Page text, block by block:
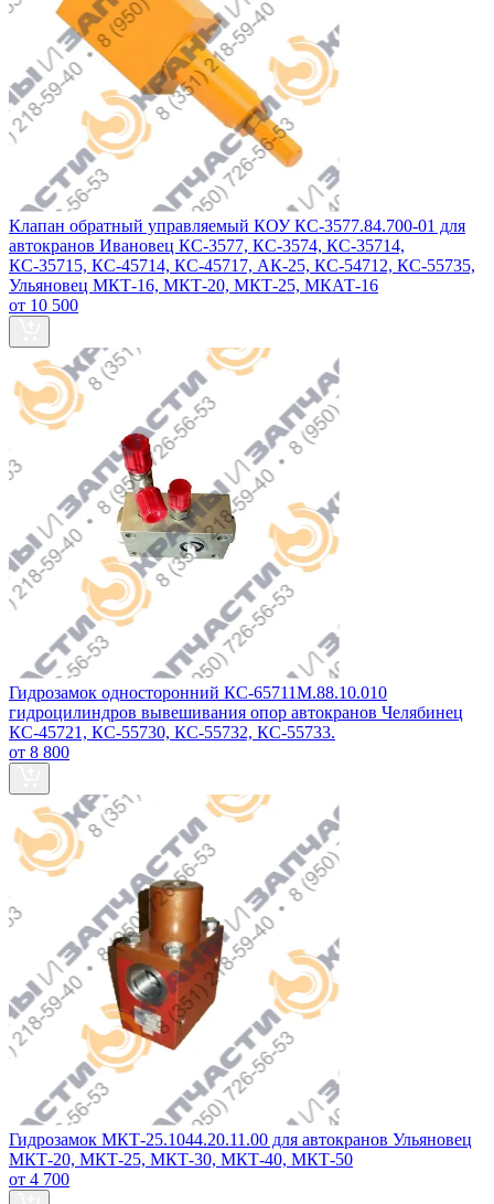
Клапан обратный управляемый КОУ КС-3577.84.700-01 для
автокранов Ивановец КС-3577, КС-3574, КС-35714,
КС-35715, КС-45714, КС-45717, АК-25, КС-54712, КС-55735,
Ульяновец МКТ-16, МКТ-20, МКТ-25, МКАТ-16
от 10 500
Гидрозамок односторонний КС-65711М.88.10.010
гидроцилиндров вывешивания опор автокранов Челябинец
КС-45721, КС-55730, КС-55732, КС-55733.
от 8 800
Гидрозамок МКТ-25.1044.20.11.00 для автокранов Ульяновец
МКТ-20, МКТ-25, МКТ-30, МКТ-40, МКТ-50
от 4 700